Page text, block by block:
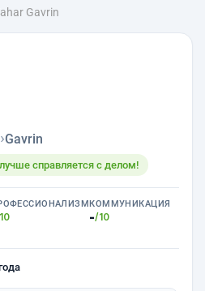
Gavrin
›Gavrin
справляется с делом!
КОММУНИКАЦИЯ
-/10